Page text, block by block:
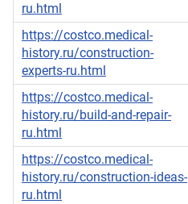
ru.html
https://costco.medical-
history.ru/construction-
experts-ru.html
https://costco.medical-
history.ru/build-and-repair-
ru.html
https://costco.medical-
history.ru/construction-ideas-
ru.html